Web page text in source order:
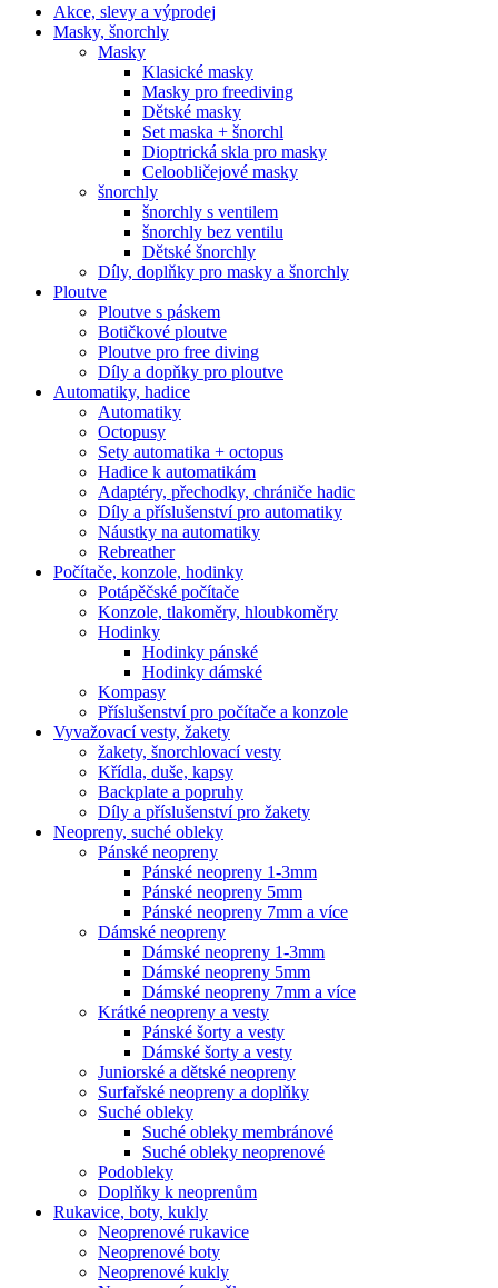
Akce, slevy a výprodej
Masky, šnorchly
Masky
Klasické masky
Masky pro freediving
Dětské masky
Set maska + šnorchl
Dioptrická skla pro masky
Celoobličejové masky
šnorchly
šnorchly s ventilem
šnorchly bez ventilu
Dětské šnorchly
Díly, doplňky pro masky a šnorchly
Ploutve
Ploutve s páskem
Botičkové ploutve
Ploutve pro free diving
Díly a dopňky pro ploutve
Automatiky, hadice
Automatiky
Octopusy
Sety automatika + octopus
Hadice k automatikám
Adaptéry, přechodky, chrániče hadic
Díly a příslušenství pro automatiky
Náustky na automatiky
Rebreather
Počítače, konzole, hodinky
Potápěčské počítače
Konzole, tlakoměry, hloubkoměry
Hodinky
Hodinky pánské
Hodinky dámské
Kompasy
Příslušenství pro počítače a konzole
Vyvažovací vesty, žakety
žakety, šnorchlovací vesty
Křídla, duše, kapsy
Backplate a popruhy
Díly a příslušenství pro žakety
Neopreny, suché obleky
Pánské neopreny
Pánské neopreny 1-3mm
Pánské neopreny 5mm
Pánské neopreny 7mm a více
Dámské neopreny
Dámské neopreny 1-3mm
Dámské neopreny 5mm
Dámské neopreny 7mm a více
Krátké neopreny a vesty
Pánské šorty a vesty
Dámské šorty a vesty
Juniorské a dětské neopreny
Surfařské neopreny a doplňky
Suché obleky
Suché obleky membránové
Suché obleky neoprenové
Podobleky
Doplňky k neoprenům
Rukavice, boty, kukly
Neoprenové rukavice
Neoprenové boty
Neoprenové kukly